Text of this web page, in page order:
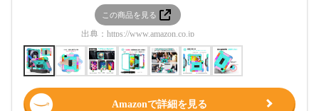
この商品を見る
出典： https://www.amazon.co.jp
Amazonで詳細を見る